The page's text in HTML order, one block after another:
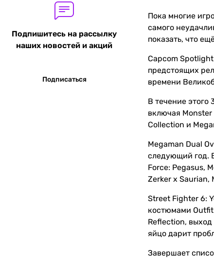
Пока многие
самого
показать, что
Capcom
предстоящих
времени
В течение этого
включая
Collection и
Megaman Dual
следующий год.
Force: Pegasus,
Zerker x Saurian,
Street Fighter 6:
костюмами Outfit
Reflection,
яйцо дарит
Завершает
Подпишитесь на рассылку
наших новостей и акций
Подписаться